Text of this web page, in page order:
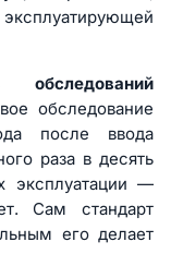
обследований
обследование
после ввода
раза в десять
эксплуатации —
Сам стандарт
его делает